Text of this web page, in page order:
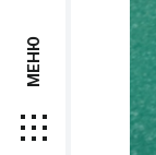
МЕНЮ